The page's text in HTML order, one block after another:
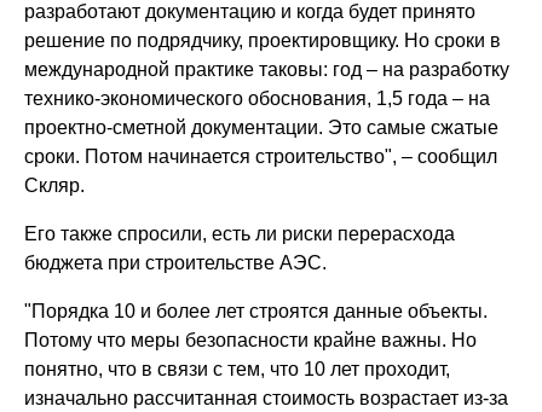
разработают документацию и когда будет принято
решение по подрядчику, проектировщику. Но сроки в
международной практике таковы: год – на разработку
технико-экономического обоснования, 1,5 года – на
проектно-сметной документации. Это самые сжатые
сроки. Потом начинается строительство", – сообщил
Скляр.
Его также спросили, есть ли риски перерасхода
бюджета при строительстве АЭС.
"Порядка 10 и более лет строятся данные объекты.
Потому что меры безопасности крайне важны. Но
понятно, что в связи с тем, что 10 лет проходит,
изначально рассчитанная стоимость возрастает из-за